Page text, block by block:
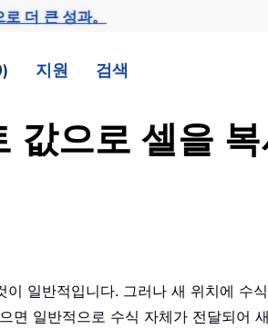
더 큰 성과。
지원 검색
값으로 셀을
일반적입니다. 그러나 새 위치에
일반적으로 수식 자체가 전달되어